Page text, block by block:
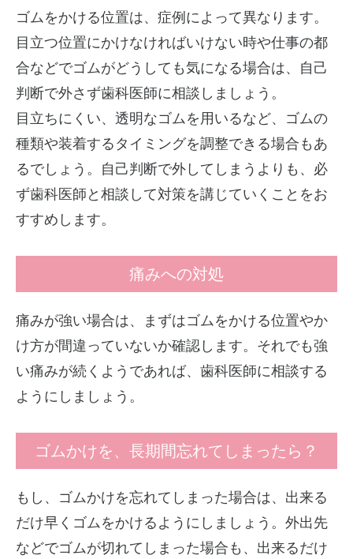
ゴムをかける位置は、症例によって異なります。
目立つ位置にかけなければいけない時や仕事の都
合などでゴムがどうしても気になる場合は、自己
判断で外さず歯科医師に相談しましょう。
目立ちにくい、透明なゴムを用いるなど、ゴムの
種類や装着するタイミングを調整できる場合もあ
るでしょう。自己判断で外してしまうよりも、必
ず歯科医師と相談して対策を講じていくことをお
すすめします。
痛みへの対処
痛みが強い場合は、まずはゴムをかける位置やか
け方が間違っていないか確認します。それでも強
い痛みが続くようであれば、歯科医師に相談する
ようにしましょう。
ゴムかけを、長期間忘れてしまったら？
もし、ゴムかけを忘れてしまった場合は、出来る
だけ早くゴムをかけるようにしましょう。外出先
などでゴムが切れてしまった場合も、出来るだけ